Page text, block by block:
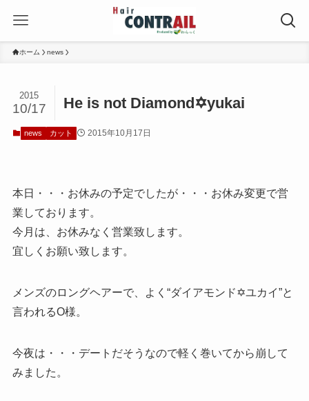
ホーム news
He is not Diamond✡yukai
2015
10/17
news カット 2015年10月17日
本日・・・お休みの予定でしたが・・・お休み変更で営
業しております。
今月は、お休みなく営業致します。
宜しくお願い致します。
メンズのロングヘアーで、よく“ダイアモンド✡ユカイ”と
言われるO様。
今夜は・・・デートだそうなので軽く巻いてから崩して
みました。